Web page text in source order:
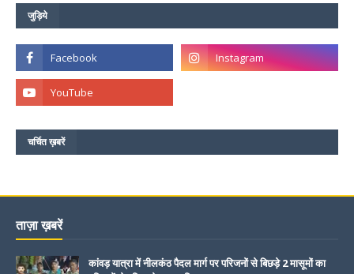
जुड़िये
चर्चित ख़बरें
ताज़ा ख़बरें
कांवड़ यात्रा में नीलकंठ पैदल मार्ग पर परिजनों से बिछड़े 2 मासूमों का